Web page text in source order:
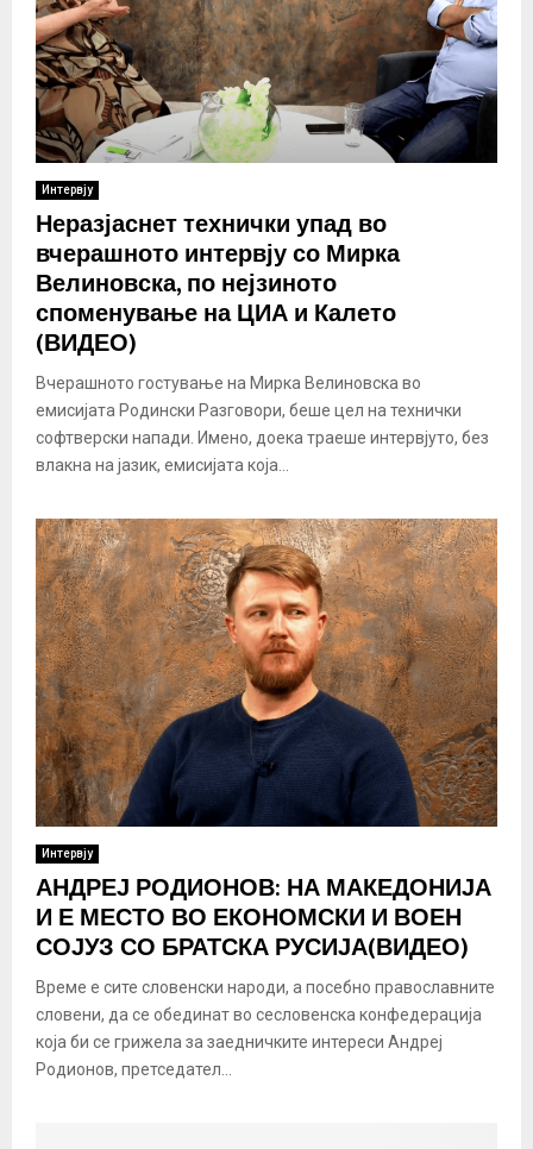
Интервју
Неразјаснет технички упад во
вчерашното интервју со Мирка
Велиновска, по нејзиното
споменување на ЦИА и Калето
(ВИДЕО)
Вчерашното гостување на Мирка Велиновска во
емисијата Родински Разговори, беше цел на технички
софтверски напади. Имено, доека траеше интервјуто, без
влакна на јазик, емисијата која...
Интервју
АНДРЕЈ РОДИОНОВ: НА МАКЕДОНИЈА
И Е МЕСТО ВО ЕКОНОМСКИ И ВОЕН
СОЈУЗ СО БРАТСКА РУСИЈА(ВИДЕО)
Време е сите словенски народи, а посебно православните
словени, да се обединат во сесловенска конфедерација
која би се грижела за заедничките интереси Андреј
Родионов, претседател...